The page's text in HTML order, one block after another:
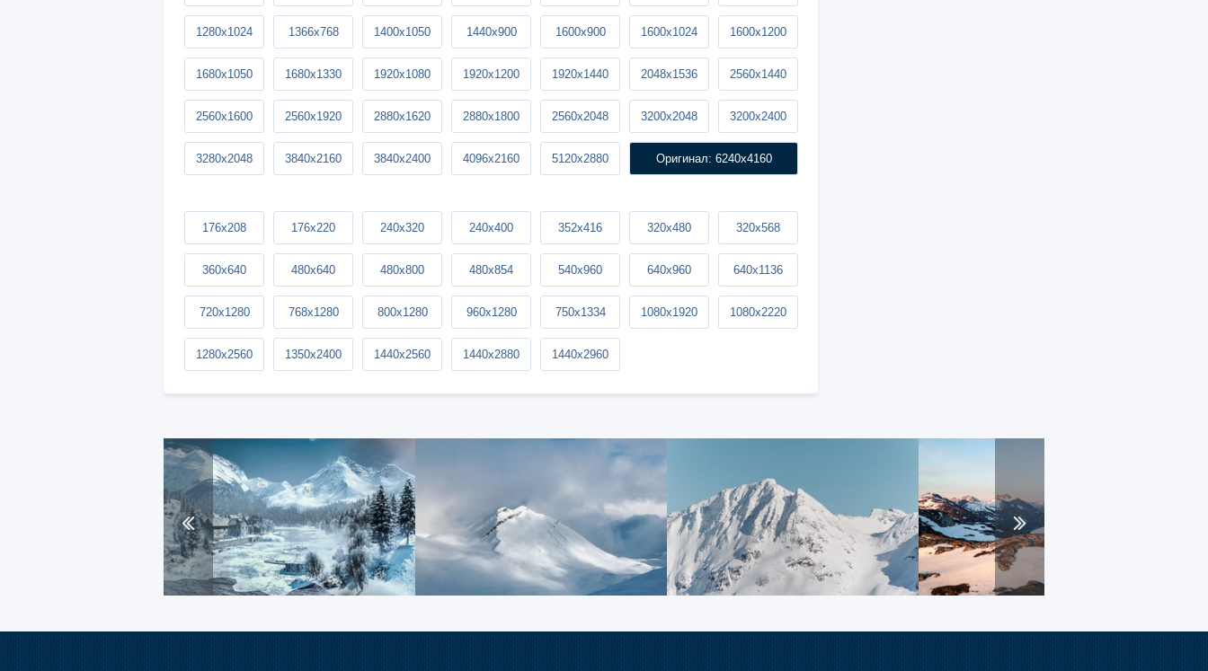
1280x1024 1366x768 1400x1050 1440x900 1600x900 1600x1024 1600x1200
1680x1050 1680x1330 1920x1080 1920x1200 1920x1440 2048x1536 2560x1440
2560x1600 2560x1920 2880x1620 2880x1800 2560x2048 3200x2048 3200x2400
3280x2048 3840x2160 3840x2400 4096x2160 5120x2880 Оригинал: 6240x4160
176x208 176x220 240x320 240x400 352x416 320x480 320x568
360x640 480x640 480x800 480x854 540x960 640x960 640x1136
720x1280 768x1280 800x1280 960x1280 750x1334 1080x1920 1080x2220
1280x2560 1350x2400 1440x2560 1440x2880 1440x2960